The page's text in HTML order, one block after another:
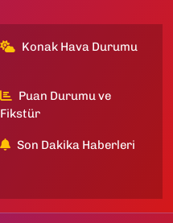
Konak Hava Durumu
Puan Durumu ve
Fikstür
Son Dakika Haberleri